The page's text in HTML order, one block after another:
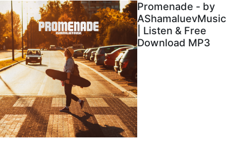
Promenade - by
AShamaluevMusic
| Listen & Free
Download MP3